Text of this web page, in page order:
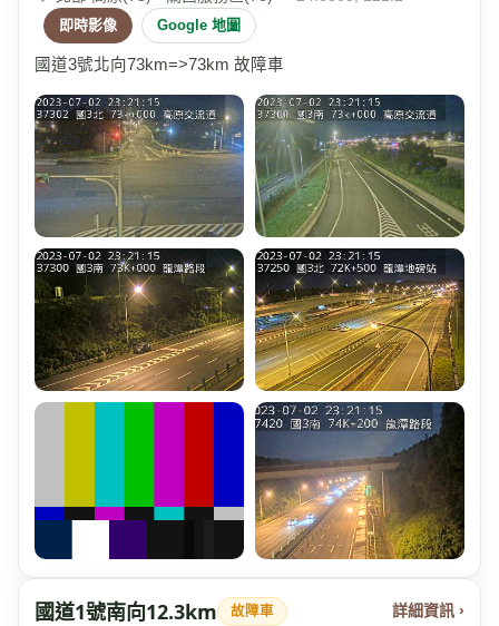
即時影像 Google 地圖
國道3號北向73km=>73km 故障車
國道1號南向12.3km 故障車 詳細資訊 ›